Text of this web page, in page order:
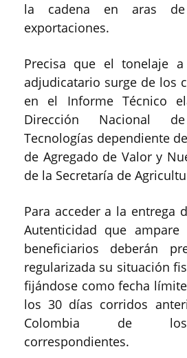
la cadena en aras
exportaciones.
Precisa que el tonelaje
adjudicatario surge de los
en el Informe Técnico
Dirección Nacional
Tecnologías dependiente
de Agregado de Valor y
de la Secretaría de
Para acceder a la entrega
Autenticidad que
beneficiarios deberán
regularizada su situación
fijándose como fecha
los 30 días corridos
Colombia de los
correspondientes.